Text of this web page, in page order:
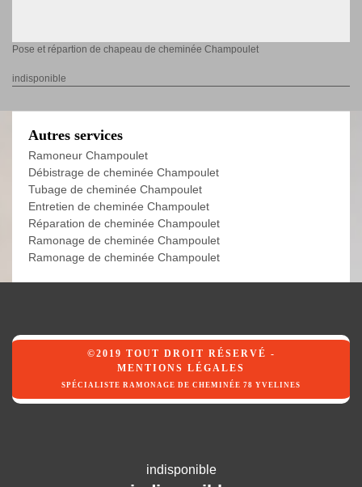
Pose et répartion de chapeau de cheminée Champoulet
indisponible
Autres services
Ramoneur Champoulet
Débistrage de cheminée Champoulet
Tubage de cheminée Champoulet
Entretien de cheminée Champoulet
Réparation de cheminée Champoulet
Ramonage de cheminée Champoulet
Ramonage de cheminée Champoulet
©2019 TOUT DROIT RÉSERVÉ -
MENTIONS LÉGALES
SPÉCIALISTE RAMONAGE DE CHEMINÉE 78 YVELINES
indisponible